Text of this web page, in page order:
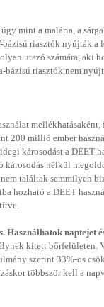
mint a malária, a
riasztók nyújták a
utazó számára, aki
riasztók nem
200 millió ember
károsodást a DEET
károsodás nélkül
találtak semmilyen
hozható a DEET
Használhatok naptejet
kitett bőrfelületen.
szerint 33%-os
többször kell a